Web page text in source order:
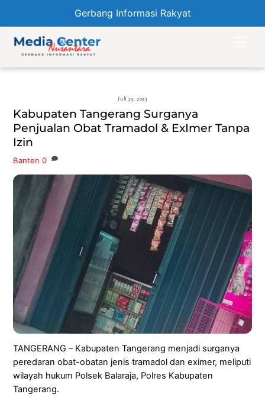
Gerbang Informasi Rakyat
content
Juli 29, 2023
Kabupaten Tangerang Surganya
Penjualan Obat Tramadol & ExImer Tanpa
Izin
Banten 0
TANGERANG – Kabupaten Tangerang menjadi surganya
peredaran obat-obatan jenis tramadol dan eximer, meliputi
wilayah hukum Polsek Balaraja, Polres Kabupaten
Tangerang.